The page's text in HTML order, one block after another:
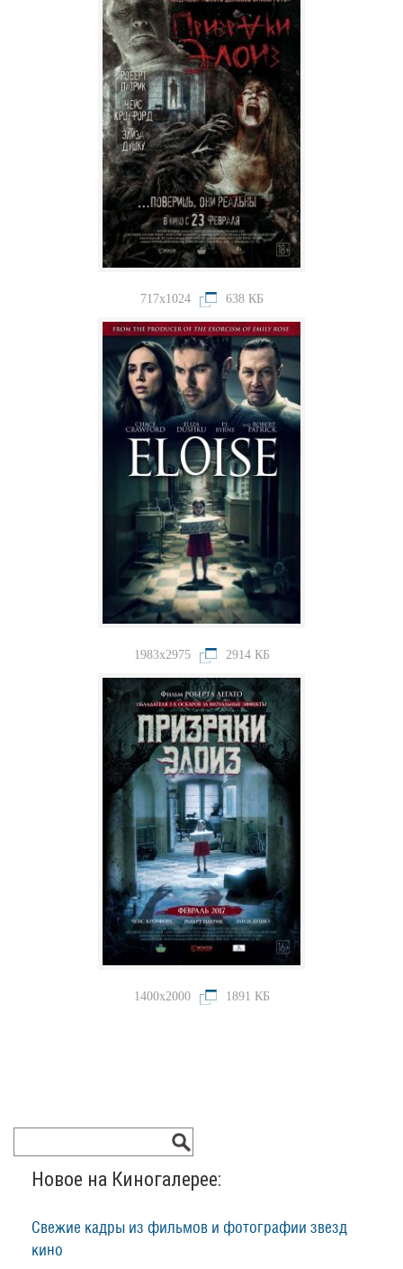
717x1024 638 КБ
1983x2975 2914 КБ
1400x2000 1891 КБ
Новое на Киногалерее:
Свежие кадры из фильмов и фотографии звезд
кино